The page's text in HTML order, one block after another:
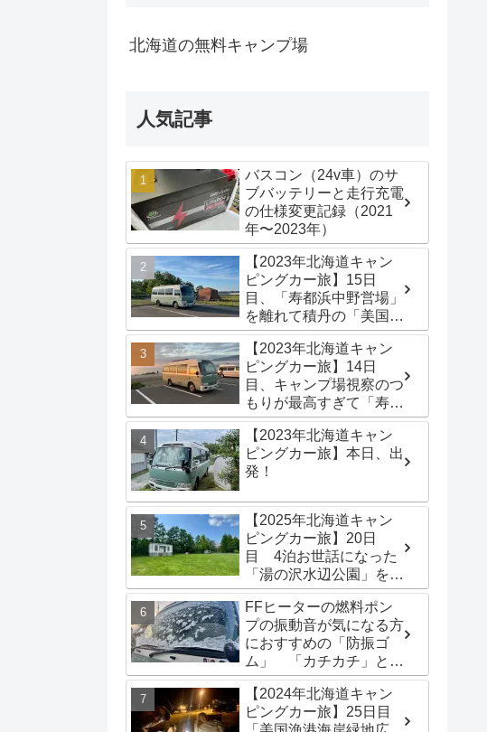
北海道の無料キャンプ場
人気記事
バスコン（24v車）のサ
ブバッテリーと走行充電
の仕様変更記録（2021
年〜2023年）
【2023年北海道キャン
ピングカー旅】15日
目、「寿都浜中野営場」
を離れて積丹の「美国漁
港海岸緑地広場」でター
プテントを立てる
【2023年北海道キャン
ピングカー旅】14日
目、キャンプ場視察のつ
もりが最高すぎて「寿都
浜中野営場」滞在するこ
とに
【2023年北海道キャン
ピングカー旅】本日、出
発！
【2025年北海道キャン
ピングカー旅】20日
目 4泊お世話になった
「湯の沢水辺公園」を出
発し、「函館トヨタ 森
店」でキャンピングカー
のオイル交換完了！今日
は伊達市の「徳舜瞥山麓
キャンプ場」へ
FFヒーターの燃料ポン
プの振動音が気になる方
におすすめの「防振ゴ
ム」 「カチカチ」とい
う機械音は別対策が必要
です
【2024年北海道キャン
ピングカー旅】25日目